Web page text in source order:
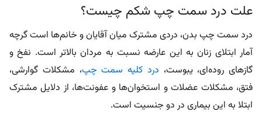
علت درد سمت چپ شکم چیست؟
درد سمت چپ بدن، دردی مشترک میان آقایان و خانم‌ها است گرچه
آمار ابتلای زنان به این عارضه نسبت به مردان بالاتر است. نفخ و
گازهای روده‌ای، یبوست، درد کلیه سمت چپ، مشکلات گوارشی،
فتق، مشکلات عضلات و استخوان‌ها و عفونت‌ها، از دلایل مشترک
ابتلا به این بیماری در دو جنسیت است.